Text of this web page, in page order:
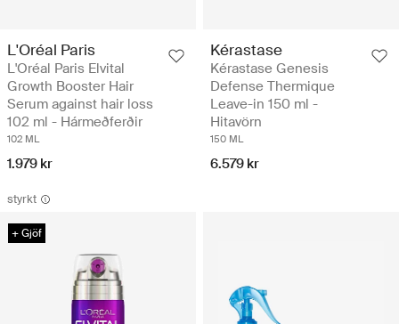
L'Oréal Paris
L'Oréal Paris Elvital
Growth Booster Hair
Serum against hair loss
102 ml - Hármeðferðir
102 ML
1.979 kr
Kérastase
Kérastase Genesis
Defense Thermique
Leave-in 150 ml -
Hitavörn
150 ML
6.579 kr
styrkt
+ Gjöf